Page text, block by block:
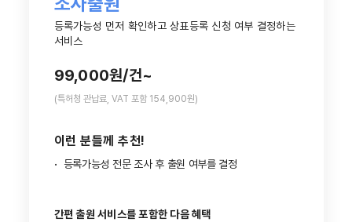
등록가능성 먼저 확인하고 상표등록 신청 여부 결정하는
서비스
99,000원/건~
(특허청 관납료, VAT 포함 154,900원)
이런 분들께 추천!
· 등록가능성 전문 조사 후 출원 여부를 결정
간편 출원 서비스를 포함한 다음 혜택